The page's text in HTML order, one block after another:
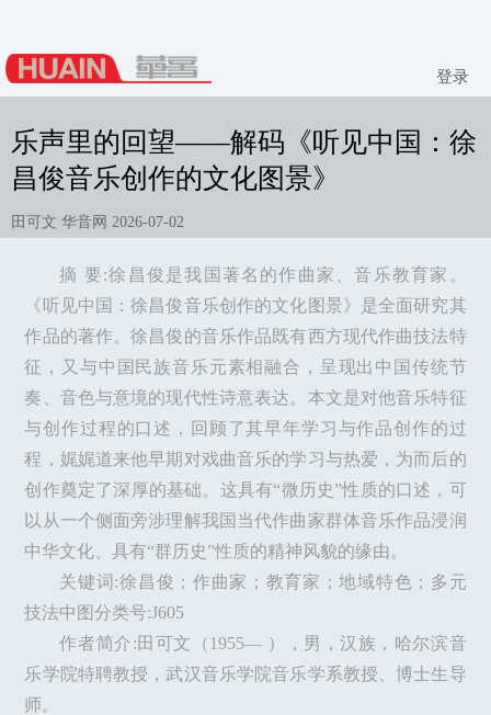
登录
乐声里的回望——解码《听见中国：徐
昌俊音乐创作的文化图景》
田可文 华音网 2026-07-02
摘 要:徐昌俊是我国著名的作曲家、音乐教育家。
《听见中国：徐昌俊音乐创作的文化图景》是全面研究其
作品的著作。徐昌俊的音乐作品既有西方现代作曲技法特
征，又与中国民族音乐元素相融合，呈现出中国传统节
奏、音色与意境的现代性诗意表达。本文是对他音乐特征
与创作过程的口述，回顾了其早年学习与作品创作的过
程，娓娓道来他早期对戏曲音乐的学习与热爱，为而后的
创作奠定了深厚的基础。这具有“微历史”性质的口述，可
以从一个侧面旁涉理解我国当代作曲家群体音乐作品浸润
中华文化、具有“群历史”性质的精神风貌的缘由。
关键词:徐昌俊；作曲家；教育家；地域特色；多元
技法中图分类号:J605
作者简介:田可文（1955— ），男，汉族，哈尔滨音
乐学院特聘教授，武汉音乐学院音乐学系教授、博士生导
师。